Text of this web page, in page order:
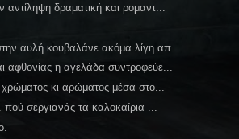
αντίληψη δραματική και ρομαντ...
αυλή κουβαλάνε ακόμα λίγη απ...
αφθονίας η αγελάδα συντροφεύε...
χρώματος κι αρώματος μέσα στο...
σεργιανάς τα καλοκαίρια ...